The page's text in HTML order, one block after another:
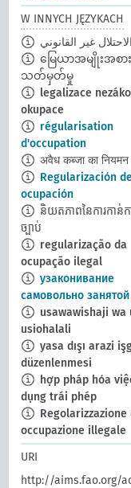
W INNYCH JĘZYKACH
غير القانوني
မြေယာအမျိုးအစာ
သတ်မှတ်မှု
legalizace
okupace
régularisation
d'occupation
अवैध कब्जा का नियमन
Regularización
ocupación
និយតភាពនៃការកាន់
ច្បាប់
regularização da
ocupação ilegal
узаконивание
самовольно
usawawishaji wa
usiohalali
yasa dışı arazi
düzenlenmesi
hợp pháp hóa
dụng trái phép
Regolarizzazione
occupazione illegale
URI
http://aims.fao.org/